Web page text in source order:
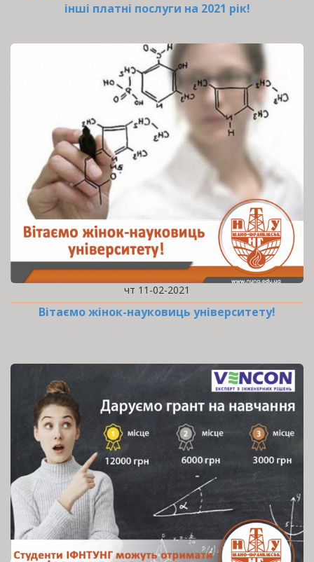
інші платні послуги на 2021 рік!
чт 11-02-2021
Вітаємо жінок-науковиць університету!